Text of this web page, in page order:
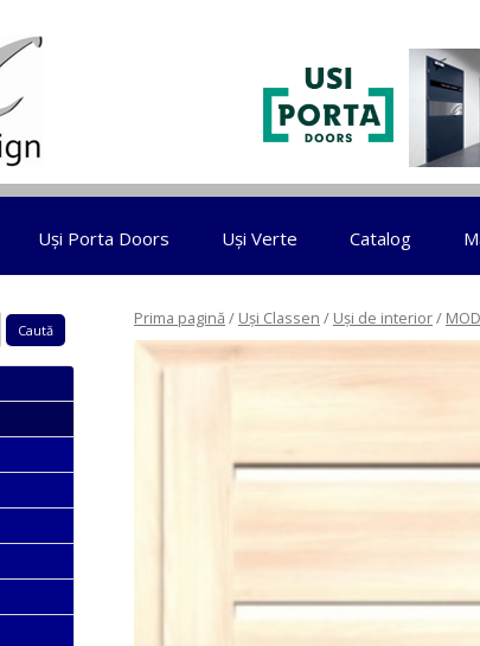
Uși Porta Doors Uși Verte Catalog
Prima pagină / Uși Classen / Uși de interior/